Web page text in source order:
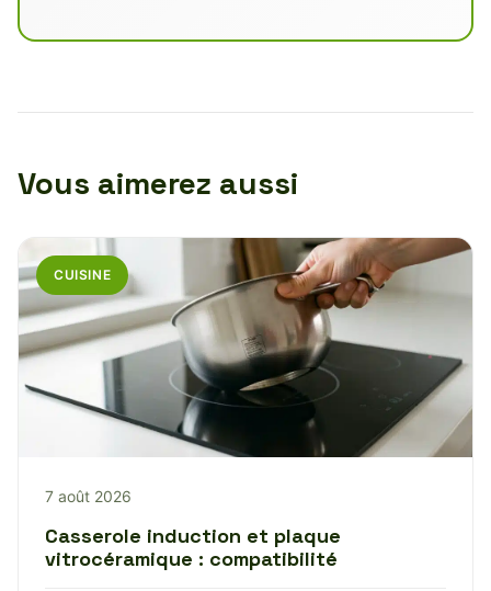
Vous aimerez aussi
CUISINE
7 août 2026
Casserole induction et plaque
vitrocéramique : compatibilité